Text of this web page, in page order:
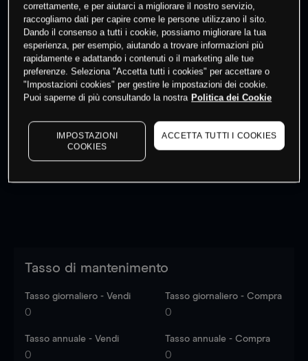
Fai trading
I prezzi sono solo indicativi. Accediper vedere gli ultimi
dati di mercato
to see latest market data
Tasso di mantenimento
Tasso giornaliero - Vendi
0
Tasso giornaliero - Compra
0
Tasso annuale - Vendi
0
Tasso annuale - Compra
0
correttamente, e per aiutarci a migliorare il nostro servizio,
raccogliamo dati per capire come le persone utilizzano il sito.
Dando il consenso a tutti i cookie, possiamo migliorare la tua
esperienza, per esempio, aiutando a trovare informazioni più
rapidamente e adattando i contenuti o il marketing alle tue
preferenze. Seleziona "Accetta tutti i cookies" per accettare o
"Impostazioni cookies" per gestire le impostazioni dei cookie.
Puoi saperne di più consultando la nostra Politica dei Cookie
IMPOSTAZIONI
COOKIES
ACCETTA TUTTI I COOKIES